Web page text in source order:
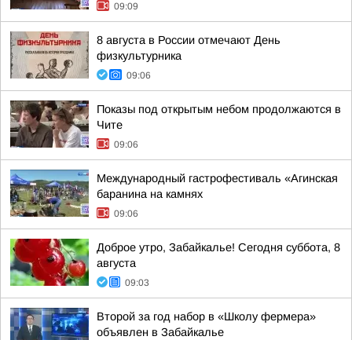
09:09
8 августа в России отмечают День
физкультурника
09:06
Показы под открытым небом продолжаются в
Чите
09:06
Международный гастрофестиваль «Агинская
баранина на камнях
09:06
Доброе утро, Забайкалье! Сегодня суббота, 8
августа
09:03
Второй за год набор в «Школу фермера»
объявлен в Забайкалье